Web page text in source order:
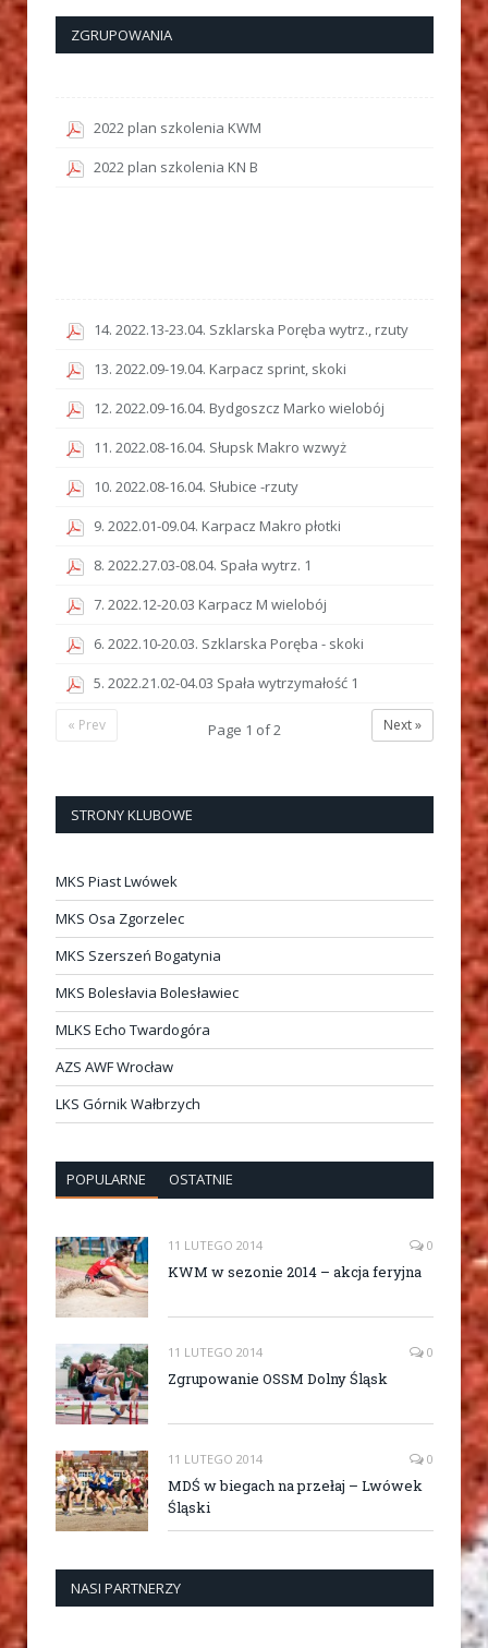
ZGRUPOWANIA
2022 plan szkolenia KWM
2022 plan szkolenia KN B
14. 2022.13-23.04. Szklarska Poręba wytrz., rzuty
13. 2022.09-19.04. Karpacz sprint, skoki
12. 2022.09-16.04. Bydgoszcz Marko wielobój
11. 2022.08-16.04. Słupsk Makro wzwyż
10. 2022.08-16.04. Słubice -rzuty
9. 2022.01-09.04. Karpacz Makro płotki
8. 2022.27.03-08.04. Spała wytrz. 1
7. 2022.12-20.03 Karpacz M wielobój
6. 2022.10-20.03. Szklarska Poręba - skoki
5. 2022.21.02-04.03 Spała wytrzymałość 1
Next »
Page 1 of2
« Prev
STRONY KLUBOWE
MKS Piast Lwówek
MKS Osa Zgorzelec
MKS Szerszeń Bogatynia
MKS Bolesłavia Bolesławiec
MLKS Echo Twardogóra
AZS AWF Wrocław
LKS Górnik Wałbrzych
POPULARNE OSTATNIE
11 LUTEGO 2014 0
KWM w sezonie 2014 – akcja feryjna
11 LUTEGO 2014 0
Zgrupowanie OSSM Dolny Śląsk
11 LUTEGO 2014 0
MDŚ w biegach na przełaj – Lwówek
Śląski
NASI PARTNERZY